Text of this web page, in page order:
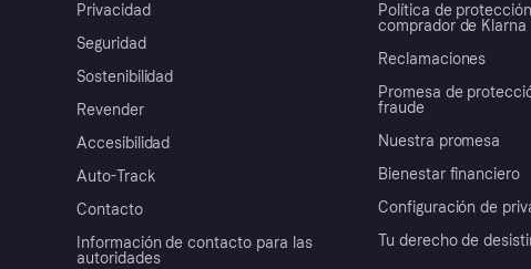
Privacidad
Seguridad
Sostenibilidad
Revender
Accesibilidad
Auto-Track
Contacto
Información de contacto para las
autoridades
Política de protección
comprador de Klarna
Reclamaciones
Promesa de
fraude
Nuestra promesa
Bienestar financiero
Configuración de
Tu derecho de